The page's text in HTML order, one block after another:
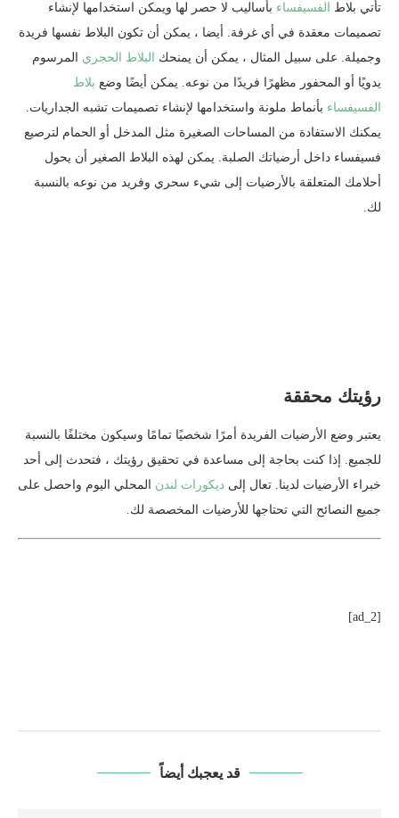
تأتي بلاط الفسيفساء بأساليب لا حصر لها ويمكن استخدامها لإنشاء
تصميمات معقدة في أي غرفة. أيضا ، يمكن أن تكون البلاط نفسها فريدة
وجميلة. على سبيل المثال ، يمكن أن يمنحك
البلاط الحجري المرسوم
يدويًا أو المحفور مظهرًا فريدًا من نوعه. يمكن أيضًا وضع بلاط
الفسيفساء بأنماط ملونة واستخدامها لإنشاء تصميمات تشبه الجداريات.
يمكنك الاستفادة من المساحات الصغيرة مثل المدخل أو الحمام لترصيع
فسيفساء داخل أرضياتك الصلبة. يمكن لهذه البلاط الصغير أن يحول
أحلامك المتعلقة بالأرضيات إلى شيء سحري وفريد ​​من نوعه بالنسبة
لك.
رؤيتك محققة
يعتبر وضع الأرضيات الفريدة أمرًا شخصيًا تمامًا وسيكون مختلفًا بالنسبة
للجميع. إذا كنت بحاجة إلى مساعدة في تحقيق رؤيتك ، فتحدث إلى أحد
خبراء الأرضيات لدينا. تعال إلى ديكورات لندن المحلي اليوم واحصل على
جميع النصائح التي تحتاجها للأرضيات المخصصة لك.
[ad_2]
قد يعجبك أيضاً